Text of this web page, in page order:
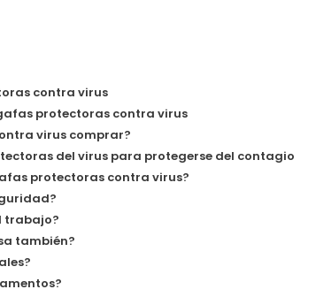
contra virus
protectoras contra virus
virus comprar?
del virus para protegerse del contagio
protectoras contra virus?
trabajo?
también?